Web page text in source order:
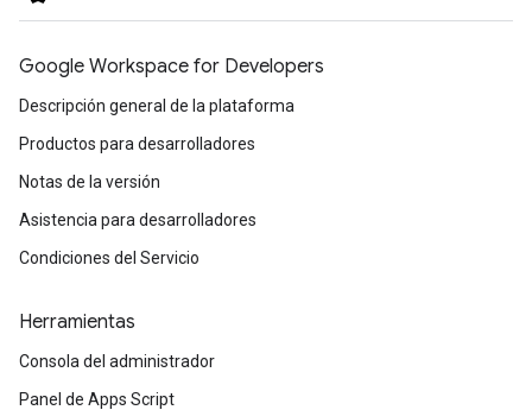
Google Workspace for Developers
Descripción general de la plataforma
Productos para desarrolladores
Notas de la versión
Asistencia para desarrolladores
Condiciones del Servicio
Herramientas
Consola del administrador
Panel de Apps Script